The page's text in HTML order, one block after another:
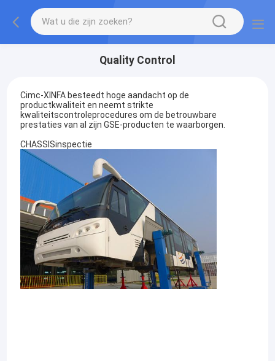
Quality Control
Cimc-XINFA besteedt hoge aandacht op de
productkwaliteit en neemt strikte
kwaliteitscontroleprocedures om de betrouwbare
prestaties van al zijn GSE-producten te waarborgen.
CHASSISinspectie